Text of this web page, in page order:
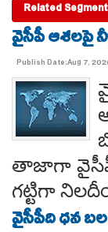
Related
వైసీపీ ఆశలపై
Publish Date:Aug 7,
తాజాగా వైసీపీ
గట్టిగా
వైసీపీది ధన